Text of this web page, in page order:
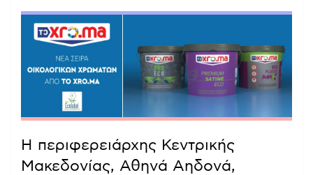
Η περιφερειάρχης Κεντρικής
Μακεδονίας, Αθηνά Αηδονά,